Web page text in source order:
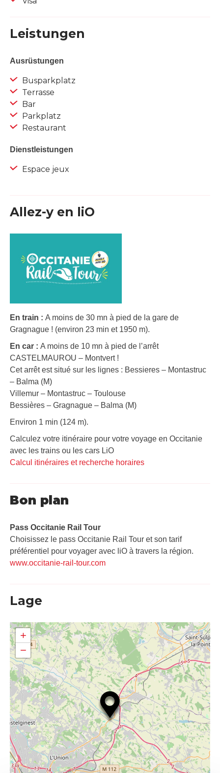
Leistungen
Ausrüstungen
Busparkplatz
Terrasse
Bar
Parkplatz
Restaurant
Dienstleistungen
Espace jeux
Allez-y en liO
En train : A moins de 30 mn à pied de la gare de
Gragnague ! (environ 23 min et 1950 m).
En car : A moins de 10 mn à pied de l’arrêt
CASTELMAUROU – Montvert !
Cet arrêt est situé sur les lignes : Bessieres – Montastruc
– Balma (M)
Villemur – Montastruc – Toulouse
Bessières – Gragnague – Balma (M)
Environ 1 min (124 m).
Calculez votre itinéraire pour votre voyage en Occitanie
avec les trains ou les cars LiO
Calcul itinéraires et recherche horaires
Bon plan
Pass Occitanie Rail Tour​
Choisissez le pass Occitanie Rail Tour et son tarif
préférentiel pour voyager avec liO à travers la région.
www.occitanie-rail-tour.com
Lage
+
−